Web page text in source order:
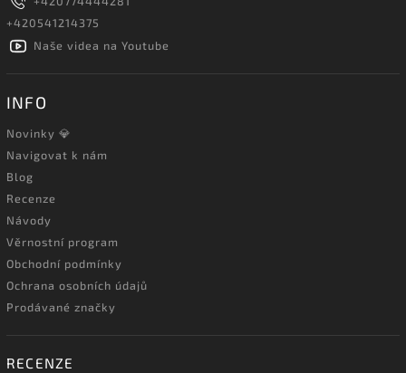
+420541214375
Naše videa na Youtube
INFO
Novinky 💎
Navigovat k nám
Blog
Recenze
Návody
Věrnostní program
Obchodní podmínky
Ochrana osobních údajů
Prodávané značky
RECENZE